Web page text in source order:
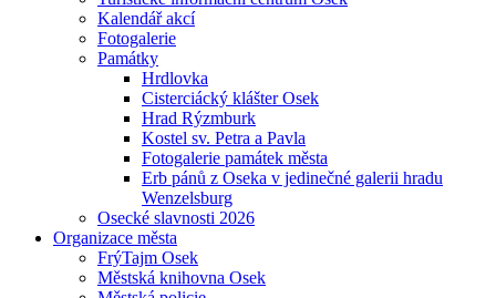
Kalendář akcí
Fotogalerie
Památky
Hrdlovka
Cisterciácký klášter Osek
Hrad Rýzmburk
Kostel sv. Petra a Pavla
Fotogalerie památek města
Erb pánů z Oseka v jedinečné galerii hradu
Wenzelsburg
Osecké slavnosti 2026
Organizace města
FrýTajm Osek
Městská knihovna Osek